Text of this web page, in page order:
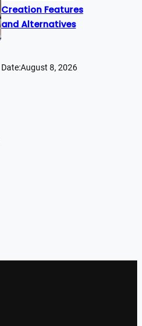
Creation Features
and Alternatives
Date:August 8, 2026